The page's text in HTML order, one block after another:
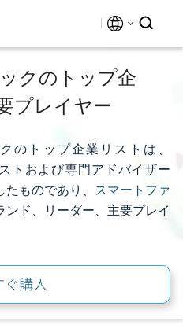
クのトップ企
プレイヤー
のトップ企業リストは、
トおよび専門アドバイザー
ものであり、 スマートファ
ンド、リーダー、主要プレイ